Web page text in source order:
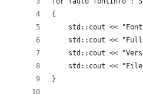
{
std::cout <<
std::cout <<
std::cout <<
std::cout <<
}